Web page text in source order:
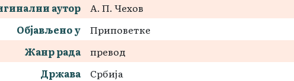
аутор
А. П. Чехов
Објављено у
Приповетке
Жанр рада
превод
Држава
Србија